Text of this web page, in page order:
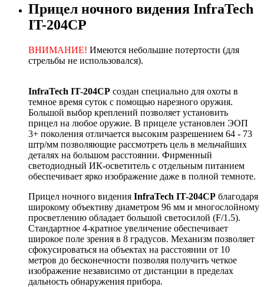
Прицел ночного видения InfraTech
IT-204CP
ВНИМАНИЕ! Имеются небольшие потертости (для
стрельбы не использовался).
InfraTech IT-204CP создан специально для охоты в
темное время суток с помощью нарезного оружия.
Большой выбор креплений позволяет установить
прицел на любое оружие. В прицеле установлен ЭОП
3+ поколения отличается высоким разрешением 64 - 73
штр/мм позволяющие рассмотреть цель в мельчайших
деталях на большом расстоянии. Фирменный
светодиодный ИК-осветитель с отдельным питанием
обеспечивает ярко изображение даже в полной темноте.
Прицел ночного видения InfraTech IT-204CP благодаря
широкому объективу диаметром 96 мм и многослойному
просветлению обладает большой светосилой (F/1.5).
Стандартное 4-кратное увеличение обеспечивает
широкое поле зрения в 8 градусов. Механизм позволяет
сфокусироваться на объектах на расстоянии от 10
метров до бесконечности позволяя получить четкое
изображение независимо от дистанции в пределах
дальность обнаружения прибора.